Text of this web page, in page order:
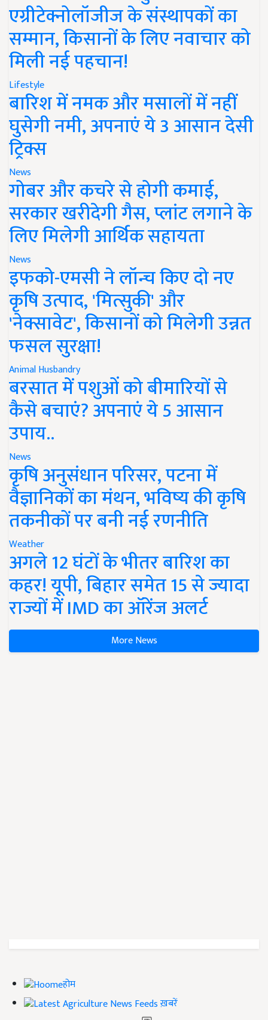
एग्रीटेक्नोलॉजीज के संस्थापकों का
सम्मान, किसानों के लिए नवाचार को
मिली नई पहचान!
Lifestyle
बारिश में नमक और मसालों में नहीं
घुसेगी नमी, अपनाएं ये 3 आसान देसी
ट्रिक्स
News
गोबर और कचरे से होगी कमाई,
सरकार खरीदेगी गैस, प्लांट लगाने के
लिए मिलेगी आर्थिक सहायता
News
इफको-एमसी ने लॉन्च किए दो नए
कृषि उत्पाद, 'मित्सुकी' और
'नेक्सावेट', किसानों को मिलेगी उन्नत
फसल सुरक्षा!
Animal Husbandry
बरसात में पशुओं को बीमारियों से
कैसे बचाएं? अपनाएं ये 5 आसान
उपाय..
News
कृषि अनुसंधान परिसर, पटना में
वैज्ञानिकों का मंथन, भविष्य की कृषि
तकनीकों पर बनी नई रणनीति
Weather
अगले 12 घंटों के भीतर बारिश का
कहर! यूपी, बिहार समेत 15 से ज्यादा
राज्यों में IMD का ऑरेंज अलर्ट
More News
होम
ख़बरें